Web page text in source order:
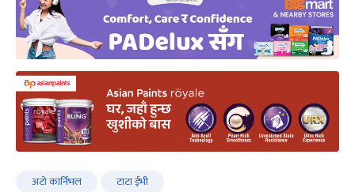
अटो कार्निभल टाटा ईभी